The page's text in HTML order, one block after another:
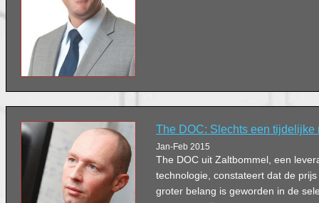
The DOC: Slechts een tijdelijke
Jan-Feb 2015
The DOC uit Zaltbommel, een
technologie, constateert dat de
groter belang is geworden in de